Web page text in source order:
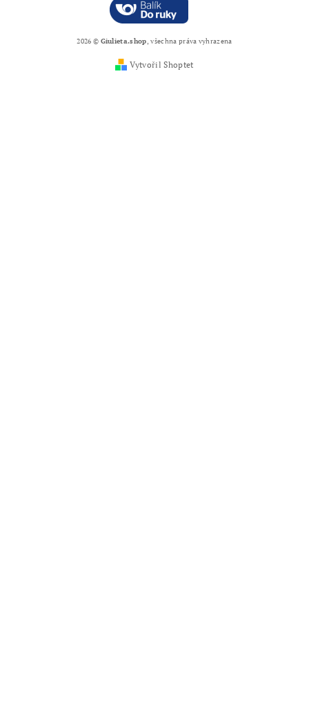
2026 © Giulieta.shop, všechna práva vyhrazena
Vytvořil Shoptet